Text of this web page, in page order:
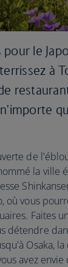
le
à
de
la ville
où vous
Faites
détendre
Osaka,
avez